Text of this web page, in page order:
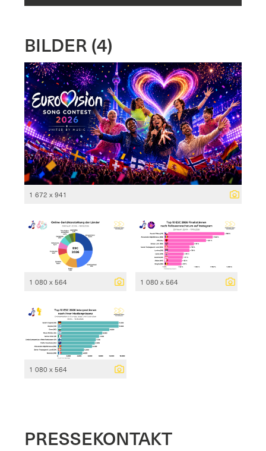
BILDER (4)
1 672 x 941
1 080 x 564 1 080 x 564
1 080 x 564
PRESSEKONTAKT